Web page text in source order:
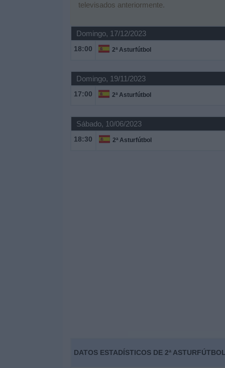
televisados anteriormente.
Domingo, 17/12/2023
18:00 2ª Asturfútbol
Domingo, 19/11/2023
17:00 2ª Asturfútbol
Sábado, 10/06/2023
18:30 2ª Asturfútbol
DATOS ESTADÍSTICOS DE 2ª